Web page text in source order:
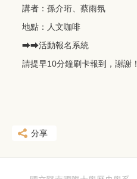
講者：孫介珩、蔡雨氛
地點：人文咖啡
⮕⮕活動報名系統
請提早10分鐘刷卡報到，謝謝！
分享